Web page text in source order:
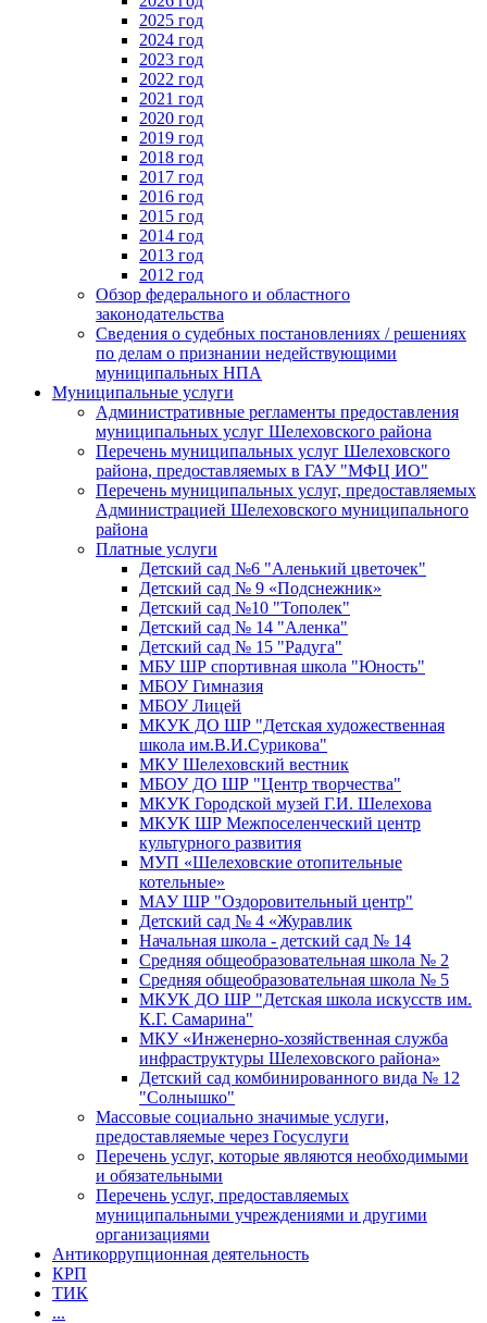
2025 год
2024 год
2023 год
2022 год
2021 год
2020 год
2019 год
2018 год
2017 год
2016 год
2015 год
2014 год
2013 год
2012 год
Обзор федерального и областного
законодательства
Сведения о судебных постановлениях / решениях
по делам о признании недействующими
муниципальных НПА
Муниципальные услуги
Административные регламенты предоставления
муниципальных услуг Шелеховского района
Перечень муниципальных услуг Шелеховского
района, предоставляемых в ГАУ "МФЦ ИО"
Перечень муниципальных услуг, предоставляемых
Администрацией Шелеховского муниципального
района
Платные услуги
Детский сад №6 "Аленький цветочек"
Детский сад № 9 «Подснежник»
Детский сад №10 "Тополек"
Детский сад № 14 "Аленка"
Детский сад № 15 "Радуга"
МБУ ШР спортивная школа "Юность"
МБОУ Гимназия
МБОУ Лицей
МКУК ДО ШР "Детская художественная
школа им.В.И.Сурикова"
МКУ Шелеховский вестник
МБОУ ДО ШР "Центр творчества"
МКУК Городской музей Г.И. Шелехова
МКУК ШР Межпоселенческий центр
культурного развития
МУП «Шелеховские отопительные
котельные»
МАУ ШР "Оздоровительный центр"
Детский сад № 4 «Журавлик
Начальная школа - детский сад № 14
Средняя общеобразовательная школа № 2
Средняя общеобразовательная школа № 5
МКУК ДО ШР "Детская школа искусств им.
К.Г. Самарина"
МКУ «Инженерно-хозяйственная служба
инфраструктуры Шелеховского района»
Детский сад комбинированного вида № 12
"Солнышко"
Массовые социально значимые услуги,
предоставляемые через Госуслуги
Перечень услуг, которые являются необходимыми
и обязательными
Перечень услуг, предоставляемых
муниципальными учреждениями и другими
организациями
Антикоррупционная деятельность
КРП
ТИК
...